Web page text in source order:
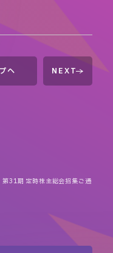
へ NEXT
第31期 定時株主総会招集ご通